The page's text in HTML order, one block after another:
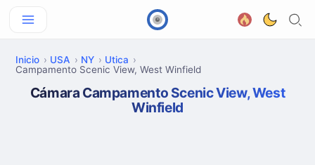
Inicio USA NY
Utica
Campamento Scenic View, West Winfield
Cámara Campamento Scenic View, West
Winfield